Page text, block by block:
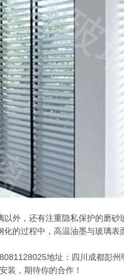
外，还有注重隐私保护的磨
的过程中，高温油墨与玻璃
地址：四川成都彭
装，期待你的合作！